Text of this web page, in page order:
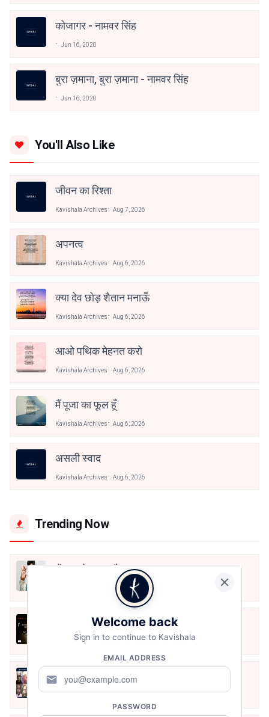
कोजागर - नामवर सिंह
Jun 16, 2020
बुरा ज़माना, बुरा ज़माना - नामवर सिंह
Jun 16, 2020
You'll Also Like
जीवन का रिश्ता
Kavishala Archives Aug 7, 2026
अपनत्व
Kavishala Archives Aug 6, 2026
क्या देव छोड़ शैतान मनाऊँ
Kavishala Archives Aug 6, 2026
आओ पथिक मेहनत करो
Kavishala Archives Aug 6, 2026
मैं पूजा का फूल हूँ
Kavishala Archives Aug 6, 2026
असली स्वाद
Kavishala Archives Aug 6, 2026
Trending Now
मैं शून्य पे सवार हूँ
अंतिम ऊँचाई - कुँवर नारायण | Stay Home
Stay Safe | TVF's Aspirants
May 8, 2021
10 Greatest Hindi Poets Of India
Welcome back
Sign in to continue to Kavishala
EMAIL ADDRESS
mail
PASSWORD